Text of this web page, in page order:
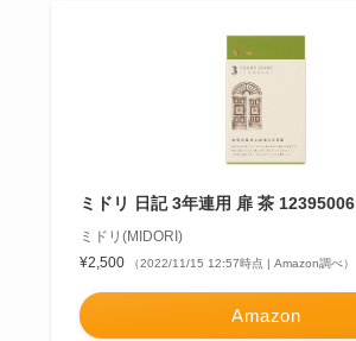
ミドリ 日記 3年連用 扉 茶 12395006
ミドリ(MIDORI)
¥2,500
（2022/11/15 12:57時点 | Amazon調べ）
Amazon